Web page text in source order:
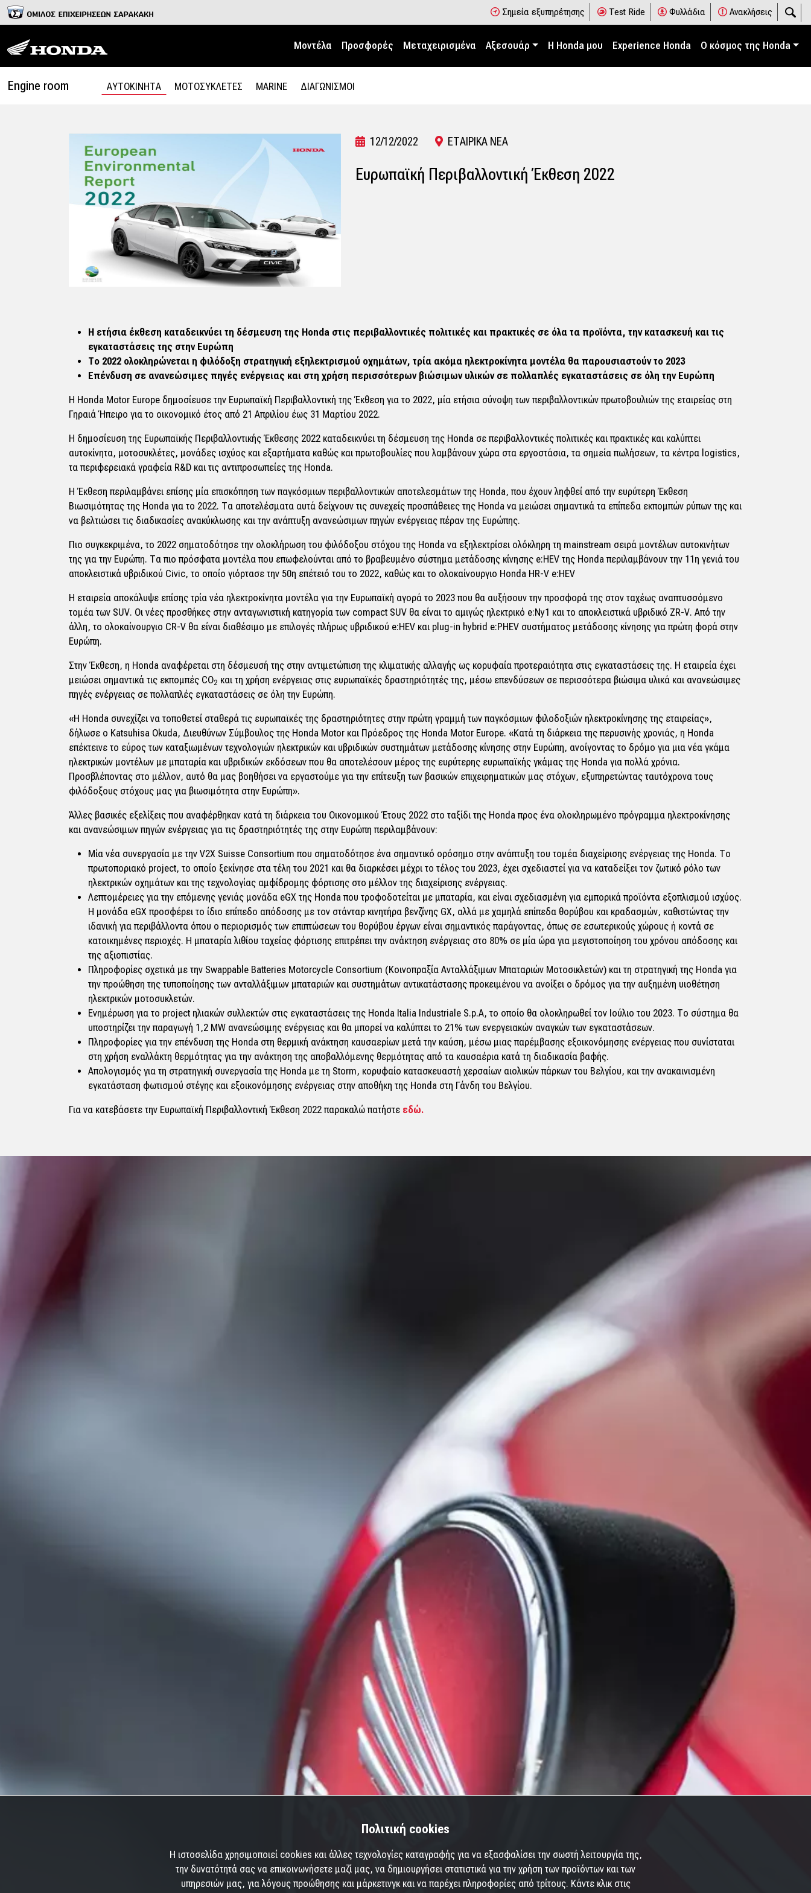
Σημεία εξυπηρέτησης Test Ride Φυλλάδια Ανακλήσεις
Μοντέλα Προσφορές Μεταχειρισμένα Αξεσουάρ Η Honda μου Experience Honda Ο κόσμος της Honda
Engine room ΑΥΤΟΚΙΝΗΤΑ ΜΟΤΟΣΥΚΛΕΤΕΣ MARINE ΔΙΑΓΩΝΙΣΜΟΙ
12/12/2022 ΕΤΑΙΡΙΚΑ ΝΕΑ
Ευρωπαϊκή Περιβαλλοντική Έκθεση 2022
Η ετήσια έκθεση καταδεικνύει τη δέσμευση της Honda στις περιβαλλοντικές πολιτικές και πρακτικές σε όλα τα προϊόντα, την κατασκευή και τις
εγκαταστάσεις της στην Ευρώπη
Το 2022 ολοκληρώνεται η φιλόδοξη στρατηγική εξηλεκτρισμού οχημάτων, τρία ακόμα ηλεκτροκίνητα μοντέλα θα παρουσιαστούν το 2023
Επένδυση σε ανανεώσιμες πηγές ενέργειας και στη χρήση περισσότερων βιώσιμων υλικών σε πολλαπλές εγκαταστάσεις σε όλη την Ευρώπη
Η Honda Motor Europe δημοσίευσε την Ευρωπαϊκή Περιβαλλοντική της Έκθεση για το 2022, μία ετήσια σύνοψη των περιβαλλοντικών πρωτοβουλιών της εταιρείας στη
Γηραιά Ήπειρο για το οικονομικό έτος από 21 Απριλίου έως 31 Μαρτίου 2022.
Η δημοσίευση της Ευρωπαϊκής Περιβαλλοντικής Έκθεσης 2022 καταδεικνύει τη δέσμευση της Honda σε περιβαλλοντικές πολιτικές και πρακτικές και καλύπτει
αυτοκίνητα, μοτοσυκλέτες, μονάδες ισχύος και εξαρτήματα καθώς και πρωτοβουλίες που λαμβάνουν χώρα στα εργοστάσια, τα σημεία πωλήσεων, τα κέντρα logistics,
τα περιφερειακά γραφεία R&D και τις αντιπροσωπείες της Honda.
Η Έκθεση περιλαμβάνει επίσης μία επισκόπηση των παγκόσμιων περιβαλλοντικών αποτελεσμάτων της Honda, που έχουν ληφθεί από την ευρύτερη Έκθεση
Βιωσιμότητας της Honda για το 2022. Τα αποτελέσματα αυτά δείχνουν τις συνεχείς προσπάθειες της Honda να μειώσει σημαντικά τα επίπεδα εκπομπών ρύπων της και
να βελτιώσει τις διαδικασίες ανακύκλωσης και την ανάπτυξη ανανεώσιμων πηγών ενέργειας πέραν της Ευρώπης.
Πιο συγκεκριμένα, το 2022 σηματοδότησε την ολοκλήρωση του φιλόδοξου στόχου της Honda να εξηλεκτρίσει ολόκληρη τη mainstream σειρά μοντέλων αυτοκινήτων
της για την Ευρώπη. Τα πιο πρόσφατα μοντέλα που επωφελούνται από το βραβευμένο σύστημα μετάδοσης κίνησης e:HEV της Honda περιλαμβάνουν την 11η γενιά του
αποκλειστικά υβριδικού Civic, το οποίο γιόρτασε την 50η επέτειό του το 2022, καθώς και το ολοκαίνουργιο Honda HR-V e:HEV
Η εταιρεία αποκάλυψε επίσης τρία νέα ηλεκτροκίνητα μοντέλα για την Ευρωπαϊκή αγορά το 2023 που θα αυξήσουν την προσφορά της στον ταχέως αναπτυσσόμενο
τομέα των SUV. Οι νέες προσθήκες στην ανταγωνιστική κατηγορία των compact SUV θα είναι το αμιγώς ηλεκτρικό e:Ny1 και το αποκλειστικά υβριδικό ZR-V. Από την
άλλη, το ολοκαίνουργιο CR-V θα είναι διαθέσιμο με επιλογές πλήρως υβριδικού e:HEV και plug-in hybrid e:PHEV συστήματος μετάδοσης κίνησης για πρώτη φορά στην
Ευρώπη.
Στην Έκθεση, η Honda αναφέρεται στη δέσμευσή της στην αντιμετώπιση της κλιματικής αλλαγής ως κορυφαία προτεραιότητα στις εγκαταστάσεις της. Η εταιρεία έχει
μειώσει σημαντικά τις εκπομπές CO2 και τη χρήση ενέργειας στις ευρωπαϊκές δραστηριότητές της, μέσω επενδύσεων σε περισσότερα βιώσιμα υλικά και ανανεώσιμες
πηγές ενέργειας σε πολλαπλές εγκαταστάσεις σε όλη την Ευρώπη.
«Η Honda συνεχίζει να τοποθετεί σταθερά τις ευρωπαϊκές της δραστηριότητες στην πρώτη γραμμή των παγκόσμιων φιλοδοξιών ηλεκτροκίνησης της εταιρείας»,
δήλωσε ο Katsuhisa Okuda, Διευθύνων Σύμβουλος της Honda Motor και Πρόεδρος της Honda Motor Europe. «Κατά τη διάρκεια της περυσινής χρονιάς, η Honda
επέκτεινε το εύρος των καταξιωμένων τεχνολογιών ηλεκτρικών και υβριδικών συστημάτων μετάδοσης κίνησης στην Ευρώπη, ανοίγοντας το δρόμο για μια νέα γκάμα
ηλεκτρικών μοντέλων με μπαταρία και υβριδικών εκδόσεων που θα αποτελέσουν μέρος της ευρύτερης ευρωπαϊκής γκάμας της Honda για πολλά χρόνια.
Προσβλέποντας στο μέλλον, αυτό θα μας βοηθήσει να εργαστούμε για την επίτευξη των βασικών επιχειρηματικών μας στόχων, εξυπηρετώντας ταυτόχρονα τους
φιλόδοξους στόχους μας για βιωσιμότητα στην Ευρώπη».
Άλλες βασικές εξελίξεις που αναφέρθηκαν κατά τη διάρκεια του Οικονομικού Έτους 2022 στο ταξίδι της Honda προς ένα ολοκληρωμένο πρόγραμμα ηλεκτροκίνησης
και ανανεώσιμων πηγών ενέργειας για τις δραστηριότητές της στην Ευρώπη περιλαμβάνουν:
Μία νέα συνεργασία με την V2X Suisse Consortium που σηματοδότησε ένα σημαντικό ορόσημο στην ανάπτυξη του τομέα διαχείρισης ενέργειας της Honda. Το
πρωτοποριακό project, το οποίο ξεκίνησε στα τέλη του 2021 και θα διαρκέσει μέχρι το τέλος του 2023, έχει σχεδιαστεί για να καταδείξει τον ζωτικό ρόλο των
ηλεκτρικών οχημάτων και της τεχνολογίας αμφίδρομης φόρτισης στο μέλλον της διαχείρισης ενέργειας.
Λεπτομέρειες για την επόμενης γενιάς μονάδα eGX της Honda που τροφοδοτείται με μπαταρία, και είναι σχεδιασμένη για εμπορικά προϊόντα εξοπλισμού ισχύος.
Η μονάδα eGX προσφέρει το ίδιο επίπεδο απόδοσης με τον στάνταρ κινητήρα βενζίνης GX, αλλά με χαμηλά επίπεδα θορύβου και κραδασμών, καθιστώντας την
ιδανική για περιβάλλοντα όπου ο περιορισμός των επιπτώσεων του θορύβου έργων είναι σημαντικός παράγοντας, όπως σε εσωτερικούς χώρους ή κοντά σε
κατοικημένες περιοχές. Η μπαταρία λιθίου ταχείας φόρτισης επιτρέπει την ανάκτηση ενέργειας στο 80% σε μία ώρα για μεγιστοποίηση του χρόνου απόδοσης και
της αξιοπιστίας.
Πληροφορίες σχετικά με την Swappable Batteries Motorcycle Consortium (Κοινοπραξία Ανταλλάξιμων Μπαταριών Μοτοσικλετών) και τη στρατηγική της Honda για
την προώθηση της τυποποίησης των ανταλλάξιμων μπαταριών και συστημάτων αντικατάστασης προκειμένου να ανοίξει ο δρόμος για την αυξημένη υιοθέτηση
ηλεκτρικών μοτοσυκλετών.
Ενημέρωση για το project ηλιακών συλλεκτών στις εγκαταστάσεις της Honda Italia Industriale S.p.A, το οποίο θα ολοκληρωθεί τον Ιούλιο του 2023. Το σύστημα θα
υποστηρίζει την παραγωγή 1,2 MW ανανεώσιμης ενέργειας και θα μπορεί να καλύπτει το 21% των ενεργειακών αναγκών των εγκαταστάσεων.
Πληροφορίες για την επένδυση της Honda στη θερμική ανάκτηση καυσαερίων μετά την καύση, μέσω μιας παρέμβασης εξοικονόμησης ενέργειας που συνίσταται
στη χρήση εναλλάκτη θερμότητας για την ανάκτηση της αποβαλλόμενης θερμότητας από τα καυσαέρια κατά τη διαδικασία βαφής.
Απολογισμός για τη στρατηγική συνεργασία της Honda με τη Storm, κορυφαίο κατασκευαστή χερσαίων αιολικών πάρκων του Βελγίου, και την ανακαινισμένη
εγκατάσταση φωτισμού στέγης και εξοικονόμησης ενέργειας στην αποθήκη της Honda στη Γάνδη του Βελγίου.
Για να κατεβάσετε την Ευρωπαϊκή Περιβαλλοντική Έκθεση 2022 παρακαλώ πατήστε εδώ.
Πολιτική cookies
Η ιστοσελίδα χρησιμοποιεί cookies και άλλες τεχνολογίες καταγραφής για να εξασφαλίσει την σωστή λειτουργία της,
την δυνατότητά σας να επικοινωνήσετε μαζί μας, να δημιουργήσει στατιστικά για την χρήση των προϊόντων και των
υπηρεσιών μας, για λόγους προώθησης και μάρκετινγκ και να παρέχει πληροφορίες από τρίτους. Κάντε κλικ στις